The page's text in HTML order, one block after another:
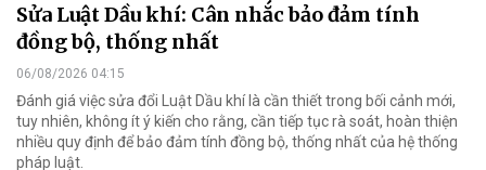
Sửa Luật Dầu khí: Cân nhắc bảo đảm tính
đồng bộ, thống nhất
06/08/2026 04:15
Đánh giá việc sửa đổi Luật Dầu khí là cần thiết trong bối cảnh mới,
tuy nhiên, không ít ý kiến cho rằng, cần tiếp tục rà soát, hoàn thiện
nhiều quy định để bảo đảm tính đồng bộ, thống nhất của hệ thống
pháp luật.